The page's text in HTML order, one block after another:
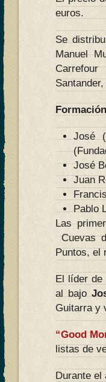
euros.
Se
Manuel
José
José
Juan
Pablo
Las
Cuevas
Puntos, el
El líder de
al bajo
Guitarra y
“Good
listas de
Durante el